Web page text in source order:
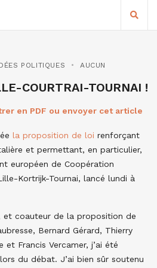
POLITIQUES
AUCUN
COURTRAI-TOURNAI !
en PDF ou envoyer cet article
la proposition de loi renforçant
et permettant, en particulier,
européen de Coopération
Kortrijk-Tournai, lancé lundi à
et coauteur de la proposition de
Bernard Gérard, Thierry
et Francis Vercamer, j’ai été
du débat. J’ai bien sûr soutenu